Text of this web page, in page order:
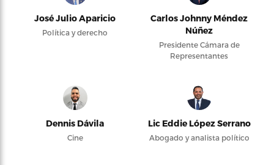
José Julio Aparicio
Política y derecho
Carlos Johnny Méndez
Núñez
Presidente Cámara de
Representantes
Dennis Dávila
Cine
Lic Eddie López Serrano
Abogado y analista político